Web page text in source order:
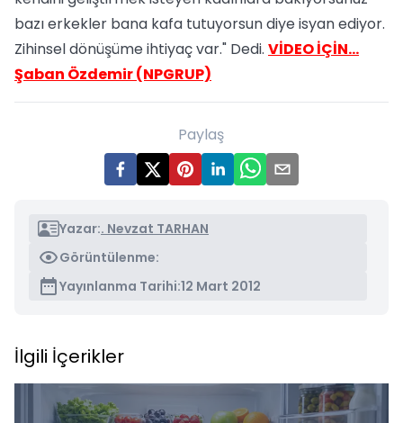
bazı erkekler bana kafa tutuyorsun diye isyan ediyor.
Zihinsel dönüşüme ihtiyaç var." Dedi. VİDEO İÇİN…
Şaban Özdemir (NPGRUP)
Paylaş
Yazar:. Nevzat TARHAN
Görüntülenme:
Yayınlanma Tarihi:12 Mart 2012
İlgili İçerikler